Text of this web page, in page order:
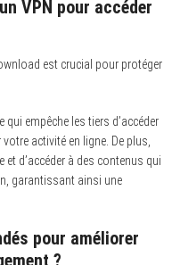
VPN pour accéder
est crucial pour protéger
empêche les tiers d’accéder
activité en ligne. De plus,
d’accéder à des contenus qui
garantissant ainsi une
pour améliorer
?